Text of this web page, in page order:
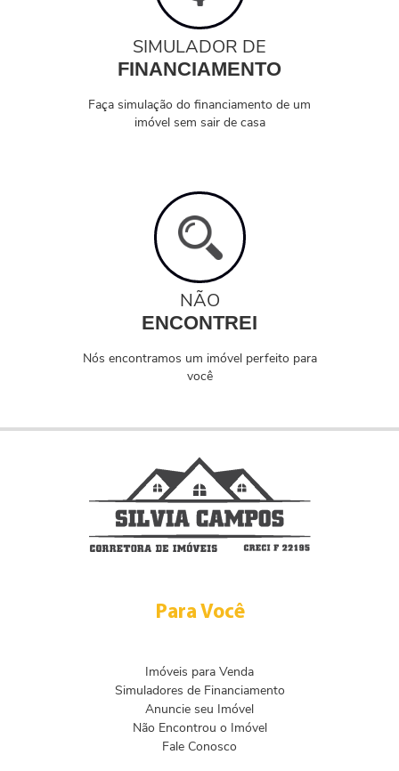
SIMULADOR DE
FINANCIAMENTO
Faça simulação do financiamento de um
imóvel sem sair de casa
NÃO
ENCONTREI
Nós encontramos um imóvel perfeito para
você
Para Você
Imóveis para Venda
Simuladores de Financiamento
Anuncie seu Imóvel
Não Encontrou o Imóvel
Fale Conosco